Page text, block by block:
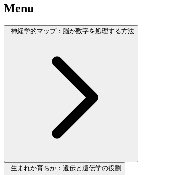
Menu
神経学的マップ：脳が数字を処理する方法
生まれか育ちか：遺伝と遺伝学の役割